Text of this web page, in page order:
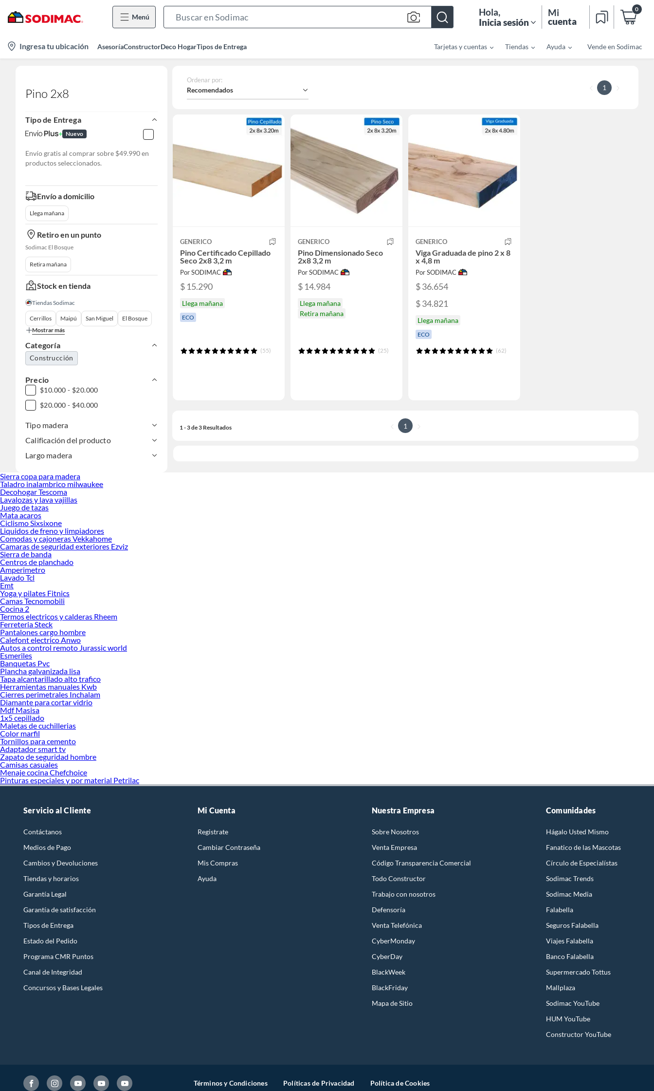
Menú
Bar
Hola,
Inicia sesión
Mi
cuenta
0
location-
icon
Ingresa tu ubicación AsesoríaConstructorDeco HogarTipos de Entrega Tarjetas y cuentas Tiendas Ayuda Vende en Sodimac
Pino 2x8
Tipo de Entrega
Nuevo
Envío gratis al comprar sobre $49.990 en
productos seleccionados.
Envío a domicilio
Llega mañana
Retiro en un punto
Sodimac El Bosque
Retira mañana
Stock en tienda
Tiendas Sodimac
Cerrillos Maipú San Miguel
El Bosque
Mostrar más
Categoría
Construcción
Precio
$10.000 - $20.000
$20.000 - $40.000
Tipo madera
Calificación del producto
Largo madera
Ordenar por:
Recomendados 1
GENERICO
Pino Certificado Cepillado
Seco 2x8 3,2 m
Por SODIMAC
$ 15.290
Llega mañana
ECO
(55)
GENERICO
Pino Dimensionado Seco
2x8 3,2 m
Por SODIMAC
$ 14.984
Llega mañana
Retira mañana
(25)
GENERICO
Viga Graduada de pino 2 x 8
x 4,8 m
Por SODIMAC
$ 36.654
$ 34.821
Llega mañana
ECO
(62)
1 - 3 de 3 Resultados 1
Sierra copa para madera
Taladro inalambrico milwaukee
Decohogar Tescoma
Lavalozas y lava vajillas
Juego de tazas
Mata acaros
Ciclismo Sixsixone
Liquidos de freno y limpiadores
Comodas y cajoneras Vekkahome
Camaras de seguridad exteriores Ezviz
Sierra de banda
Centros de planchado
Amperimetro
Lavado Tcl
Emt
Yoga y pilates Fitnics
Camas Tecnomobili
Cocina 2
Termos electricos y calderas Rheem
Ferreteria Steck
Pantalones cargo hombre
Calefont electrico Anwo
Autos a control remoto Jurassic world
Esmeriles
Banquetas Pvc
Plancha galvanizada lisa
Tapa alcantarillado alto trafico
Herramientas manuales Kwb
Cierres perimetrales Inchalam
Diamante para cortar vidrio
Mdf Masisa
1x5 cepillado
Maletas de cuchillerias
Color marfil
Tornillos para cemento
Adaptador smart tv
Zapato de seguridad hombre
Camisas casuales
Menaje cocina Chefchoice
Pinturas especiales y por material Petrilac
Servicio al Cliente
Contáctanos
Medios de Pago
Cambios y Devoluciones
Tiendas y horarios
Garantía Legal
Garantía de satisfacción
Tipos de Entrega
Estado del Pedido
Programa CMR Puntos
Canal de Integridad
Concursos y Bases Legales
Mi Cuenta
Registrate
Cambiar Contraseña
Mis Compras
Ayuda
Nuestra Empresa
Sobre Nosotros
Venta Empresa
Código Transparencia Comercial
Todo Constructor
Trabajo con nosotros
Defensoría
Venta Telefónica
CyberMonday
CyberDay
BlackWeek
BlackFriday
Mapa de Sitio
Comunidades
Hágalo Usted Mismo
Fanatico de las Mascotas
Círculo de Especialístas
Sodimac Trends
Sodimac Media
Falabella
Seguros Falabella
Viajes Falabella
Banco Falabella
Supermercado Tottus
Mallplaza
Sodimac YouTube
HUM YouTube
Constructor YouTube
Términos y Condiciones Políticas de Privacidad Política de Cookies